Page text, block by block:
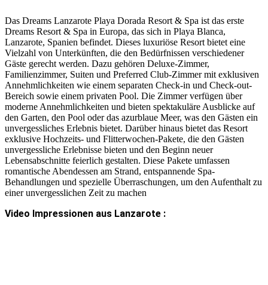
Das Dreams Lanzarote Playa Dorada Resort & Spa ist das erste
Dreams Resort & Spa in Europa, das sich in Playa Blanca,
Lanzarote, Spanien befindet. Dieses luxuriöse Resort bietet eine
Vielzahl von Unterkünften, die den Bedürfnissen verschiedener
Gäste gerecht werden. Dazu gehören Deluxe-Zimmer,
Familienzimmer, Suiten und Preferred Club-Zimmer mit exklusiven
Annehmlichkeiten wie einem separaten Check-in und Check-out-
Bereich sowie einem privaten Pool. Die Zimmer verfügen über
moderne Annehmlichkeiten und bieten spektakuläre Ausblicke auf
den Garten, den Pool oder das azurblaue Meer, was den Gästen ein
unvergessliches Erlebnis bietet. Darüber hinaus bietet das Resort
exklusive Hochzeits- und Flitterwochen-Pakete, die den Gästen
unvergessliche Erlebnisse bieten und den Beginn neuer
Lebensabschnitte feierlich gestalten. Diese Pakete umfassen
romantische Abendessen am Strand, entspannende Spa-
Behandlungen und spezielle Überraschungen, um den Aufenthalt zu
einer unvergesslichen Zeit zu machen
Video Impressionen aus Lanzarote :